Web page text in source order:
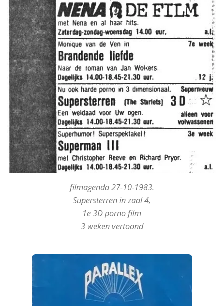
filmagenda 27-10-1983.
Supersterren in zaal 4,
1e 3D porno film
3 weken vertoond